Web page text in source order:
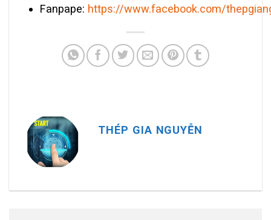
Fanpape: https://www.facebook.com/
THÉP GIA NGUYỄN